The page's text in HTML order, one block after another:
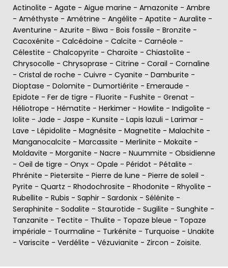
Actinolite - Agate - Aigue marine - Amazonite - Ambre
- Améthyste - Amétrine - Angélite - Apatite - Auralite -
Aventurine - Azurite - Biwa - Bois fossile - Bronzite -
Cacoxénite - Calcédoine - Calcite - Carnéole -
Célestite - Chalcopyrite - Charoïte - Chiastolite -
Chrysocolle - Chrysoprase - Citrine - Corail - Cornaline
- Cristal de roche - Cuivre - Cyanite - Damburite -
Dioptase - Dolomite - Dumortiérite - Emeraude -
Epidote - Fer de tigre - Fluorite - Fushite - Grenat -
Héliotrope - Hématite - Herkimer - Howlite - Indigolite -
Iolite - Jade - Jaspe - Kunsite - Lapis lazuli - Larimar -
Lave - Lépidolite - Magnésite - Magnetite - Malachite -
Manganocalcite - Marcassite - Merlinite - Mokaïte -
Moldavite - Morganite - Nacre - Nuummite - Obsidienne
- Oeil de tigre - Onyx - Opale - Péridot - Pétalite -
Phrénite - Pietersite - Pierre de lune - Pierre de soleil -
Pyrite - Quartz - Rhodochrosite - Rhodonite - Rhyolite -
Rubellite - Rubis - Saphir - Sardonix - Sélénite -
Seraphinite - Sodalite - Staurotide - Sugilite - Sunghite -
Tanzanite - Tectite - Thulite - Topaze bleue - Topaze
impériale - Tourmaline - Turkénite - Turquoise - Unakite
- Variscite - Verdélite - Vézuvianite - Zircon - Zoisite.